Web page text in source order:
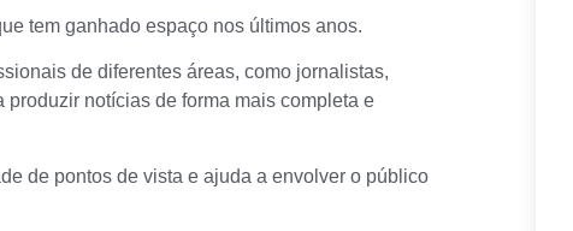
tem ganhado espaço nos últimos anos.
de diferentes áreas, como jornalistas,
notícias de forma mais completa e
de pontos de vista e ajuda a envolver o público